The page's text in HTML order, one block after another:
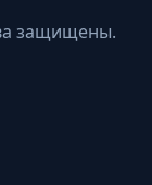
защищены.